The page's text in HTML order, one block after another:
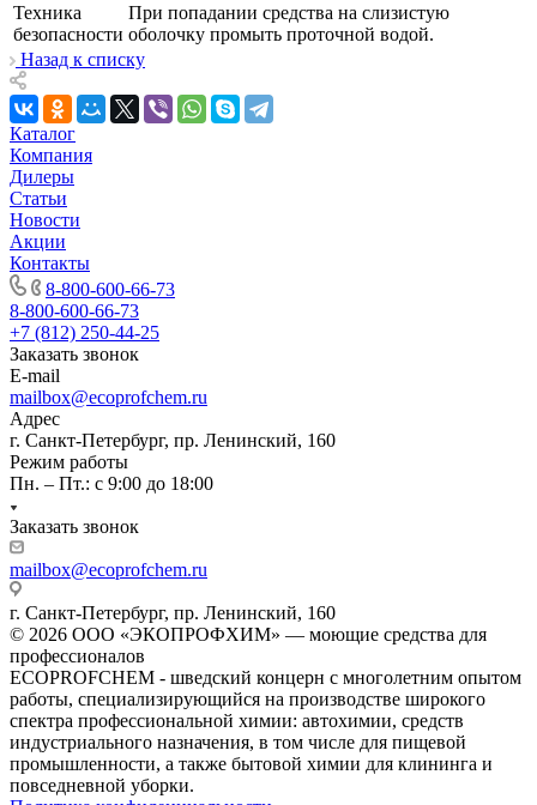
Техника
безопасности
При попадании средства на слизистую
оболочку промыть проточной водой.
Назад к списку
Каталог
Компания
Дилеры
Статьи
Новости
Акции
Контакты
8-800-600-66-73
8-800-600-66-73
+7 (812) 250-44-25
Заказать звонок
E-mail
mailbox@ecoprofchem.ru
Адрес
г. Санкт-Петербург, пр. Ленинский, 160
Режим работы
Пн. – Пт.: с 9:00 до 18:00
Заказать звонок
mailbox@ecoprofchem.ru
г. Санкт-Петербург, пр. Ленинский, 160
© 2026 ООО «ЭКОПРОФХИМ» — моющие средства для
профессионалов
ECOPROFCHEM - шведский концерн с многолетним опытом
работы, специализирующийся на производстве широкого
спектра профессиональной химии: автохимии, средств
индустриального назначения, в том числе для пищевой
промышленности, а также бытовой химии для клининга и
повседневной уборки.